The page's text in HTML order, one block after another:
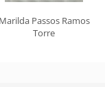
Marilda Passos Ramos
Torre